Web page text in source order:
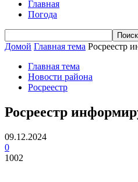
Главная
Погода
Домой Главная тема Росреестр
Главная тема
Новости района
Росреестр
Росреестр
09.12.2024
0
1002